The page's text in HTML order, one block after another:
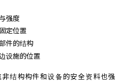
强度
定位置
件的结构
设施的位置
结构构件和设备的安全资料也强